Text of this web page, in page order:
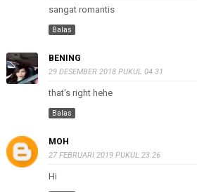
sangat romantis
Balas
BENING
29 DESEMBER 2018 PUKUL 04.31
that's right hehe
Balas
MOH
27 FEBRUARI 2019 PUKUL 23.26
Hi